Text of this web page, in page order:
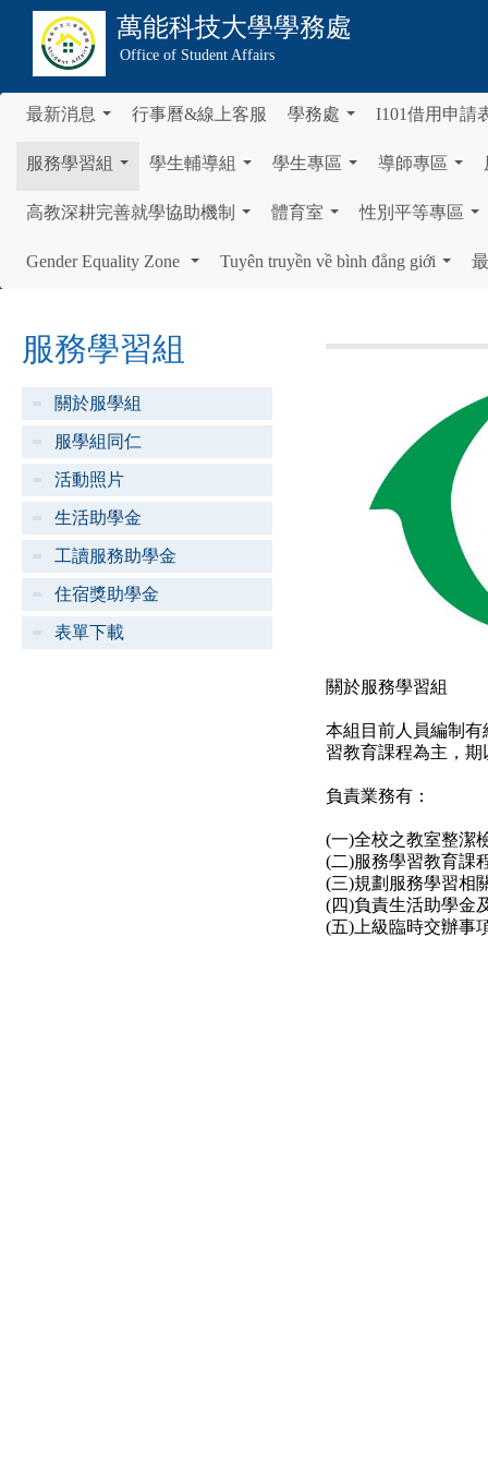
萬能科技大學學務處
Office of Student Affairs
最新消息 行事曆&線上客服 學務處 I101借用申請
服務學習組 學生輔導組 學生專區 導師專區
高教深耕完善就學協助機制 體育室 性別平等專區
Gender Equality Zone
Tuyên truyền về bình đẳng giới
服務學習組
關於服學組
服學組同仁
活動照片
生活助學金
工讀服務助學金
住宿獎助學金
表單下載
關於服務學習組
本組目前人員編制
習教育課程為主，
負責業務有：
(一)全校之教室整潔
(二)服務學習教育課
(三)規劃服務學習相
(四)負責生活助學金
(五)上級臨時交辦事